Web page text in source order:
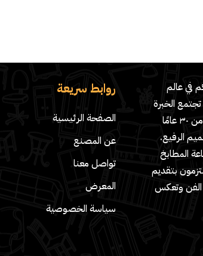
روابط سريعة
الصفحة الرئيسية
عن المصنع
تواصل معنا
المعرض
سياسة الخصوصية
في عالم
الخبرة
الطويلة التي تمتد لأكثر من ٣٠ عامًا
الرفيع.
المطابخ
بتقديم
وتعكس